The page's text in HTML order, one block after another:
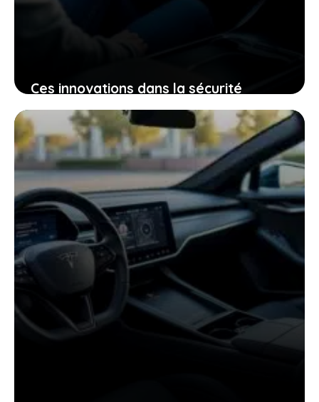
Ces innovations dans la sécurité
électrique qui pourraient bien changer
votre expérience de conduite
25 janvier 2026